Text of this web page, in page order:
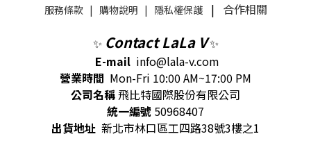
服務條款| 購物說明 | 隱私權保護| 合作相關
✨ Contact LaLa V✨
E-mail info@lala-v.com
營業時間 Mon-Fri 10:00 AM~17:00 PM
公司名稱飛比特國際股份有限公司
統一編號 50968407
出貨地址 新北市林口區工四路38號3樓之1